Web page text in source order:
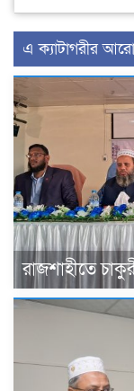
এ ক্যাটাগরীর
রাজশাহীতে